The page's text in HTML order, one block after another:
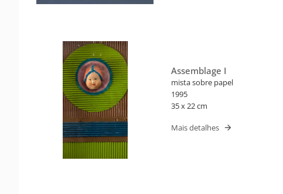
Assemblage I
mista sobre papel
1995
35 x 22 cm
Mais detalhes